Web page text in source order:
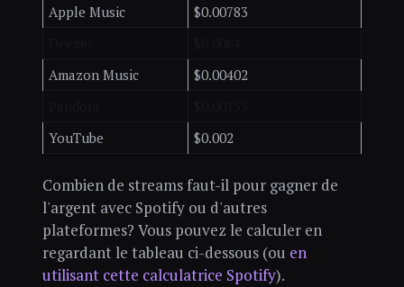
Apple Music
$0.00783
Amazon Music
$0.00402
YouTube
$0.002
Combien de streams faut-il pour gagner de
l'argent avec Spotify ou d'autres
plateformes? Vous pouvez le calculer en
regardant le tableau ci-dessous (ou en
utilisant cette calculatrice Spotify).